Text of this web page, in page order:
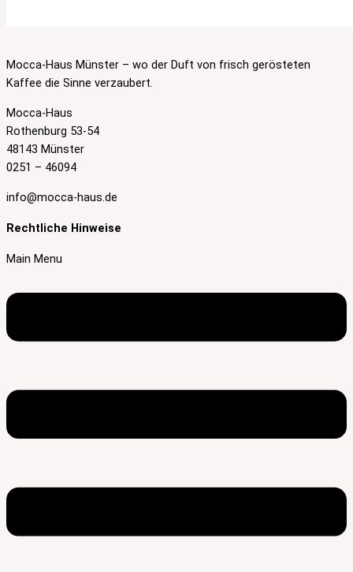
Mocca-Haus Münster – wo der Duft von frisch gerösteten
Kaffee die Sinne verzaubert.
Mocca-Haus
Rothenburg 53-54
48143 Münster
0251 – 46094
info@mocca-haus.de
Rechtliche Hinweise
Main Menu